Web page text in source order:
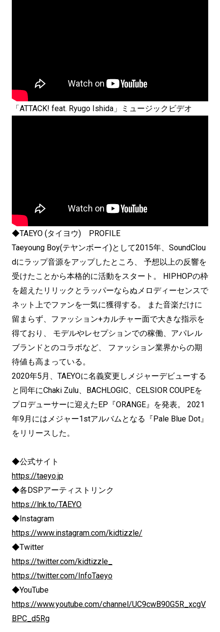
「ATTACK! feat. Ryugo Ishida」ミュージックビデオ
◆TAEYO (タイヨウ) PROFILE
Taeyoung Boy(テヤンボーイ)として2015年、SoundClou
dにラップ音源をアップしたところ、 予想以上の反響を
受けたことから本格的に活動をスタート。 HIPHOPの枠
を超えたリリックとラッパーならぬメロディーセンスで
ネット上でファンを一気に獲得する。 また音楽だけに
留まらず、ファッション+カルチャー面で大きな指示を
得ており、 モデルやレセプションでの稼働、アパレル
ブランドとのコラボなど、 ファッション業界からの期
待値も高まっている。
2020年5月、TAEYOに名義変更しメジャーデビューする
と同年にChaki Zulu、BACHLOGIC、CELSIOR COUPEを
プロデューサーに迎えたEP『ORANGE』を発表。 2021
年9月にはメジャー1stアルバムとなる『Pale Blue Dot』
をリリースした。
◆公式サイト
https://taeyo.jp
◆各DSPアーティストリンク
https://lnk.to/TAEYO
◆Instagram
https://www.instagram.com/kidtizzle/
◆Twitter
https://twitter.com/kidtizzle_
https://twitter.com/InfoTaeyo
◆YouTube
https://www.youtube.com/channel/UC9cwB90G5R_xcgV
BPC_d5Rg